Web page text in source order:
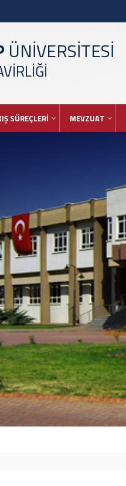
ÜNİVERSİTESİ
SÜREÇLERİ MEVZUAT